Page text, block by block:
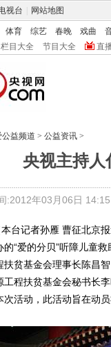
视台 网站地图
体育 综艺 春晚 戏曲
栏目大全 节目大全 直
公益频道 > 公益资讯 >
央视主持人
:2012年03月06日
记者孙雁 曹征北京报
“爱的分贝”听障儿童
扶贫基金会理事长陈昌
工程扶贫基金会秘书长
活动，此活动旨在动